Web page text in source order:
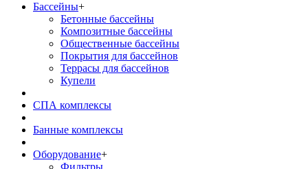
Бассейны+
Бетонные бассейны
Композитные бассейны
Общественные бассейны
Покрытия для бассейнов
Террасы для бассейнов
Купели
СПА комплексы
Банные комплексы
Оборудование+
Фильтры